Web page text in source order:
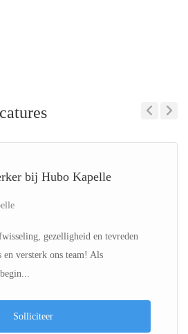
bij Hubo Kapelle
gezelligheid en tevreden
versterk ons team! Als
Solliciteer